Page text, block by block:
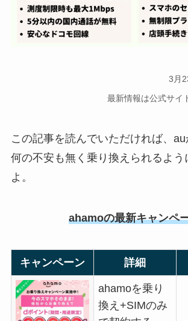
3月
最新情報は公式サイ
この記事を読んでいただければ、
何の不安も無く乗り換えられるよう
よ。
ahamoの最新キャンペ
キャンペーン 詳細
ahamoを乗り
換え+SIMのみ